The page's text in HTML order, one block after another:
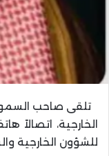
تلقى صاحب السمو
الخارجية، اتصالاً
للشؤون الخارجية